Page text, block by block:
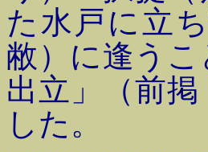
た水戸に立
敝）に逢う
出立」（前
した。